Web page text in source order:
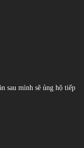
sau mình sẽ ủng hộ tiếp